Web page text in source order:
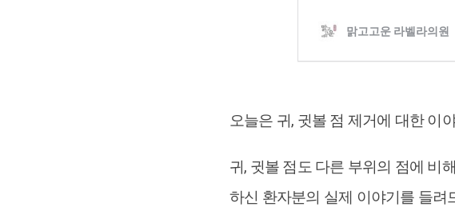
오늘은 귀, 귓볼 점 제거에 대한 이
귀, 귓볼 점도 다른 부위의 점에 비
하신 환자분의 실제 이야기를 들